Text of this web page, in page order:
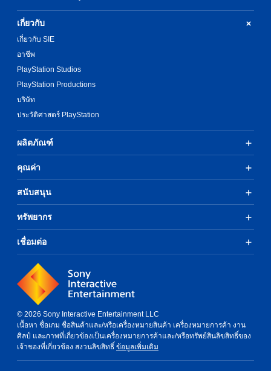
เกี่ยวกับ
เกี่ยวกับ SIE
อาชีพ
PlayStation Studios
PlayStation Productions
บริษัท
ประวัติศาสตร์ PlayStation
ผลิตภัณฑ์
คุณค่า
สนับสนุน
ทรัพยากร
เชื่อมต่อ
© 2026 Sony Interactive Entertainment LLC
เนื้อหา ชื่อเกม ชื่อสินค้าและ/หรือเครื่องหมายสินค้า เครื่องหมายการค้า งาน
ศิลป์ และภาพที่เกี่ยวข้องเป็นเครื่องหมายการค้าและ/หรือทรัพย์สินลิขสิทธิ์ของ
เจ้าของที่เกี่ยวข้อง สงวนลิขสิทธิ์ ข้อมูลเพิ่มเติม